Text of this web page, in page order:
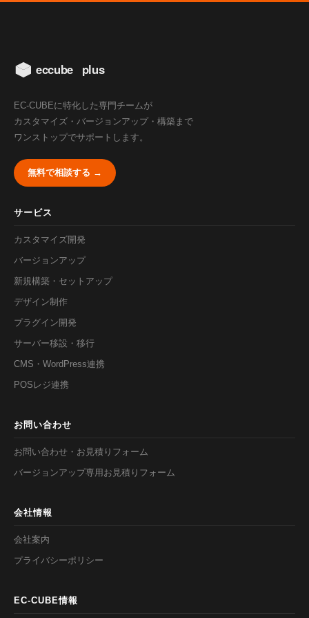
EC-CUBEに特化した専門チームが
カスタマイズ・バージョンアップ・構築まで
ワンストップでサポートします。
無料で相談する →
サービス
カスタマイズ開発
バージョンアップ
新規構築・セットアップ
デザイン制作
プラグイン開発
サーバー移設・移行
CMS・WordPress連携
POSレジ連携
お問い合わせ
お問い合わせ・お見積りフォーム
バージョンアップ専用お見積りフォーム
会社情報
会社案内
プライバシーポリシー
EC-CUBE情報